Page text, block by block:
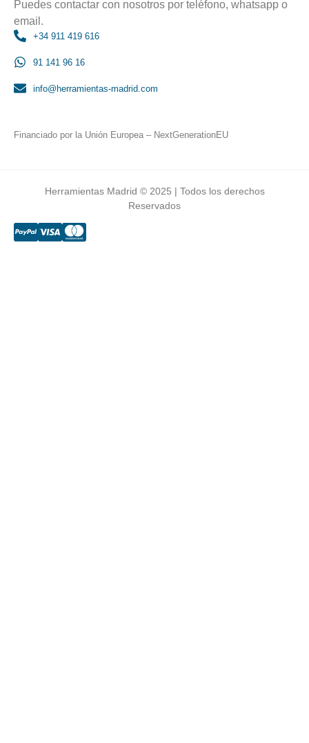
Puedes contactar con nosotros por teléfono, whatsapp o
email.
+34 911 419 616
91 141 96 16
info@herramientas-madrid.com
Financiado por la Unión Europea – NextGenerationEU
Herramientas Madrid © 2025 | Todos los derechos
Reservados